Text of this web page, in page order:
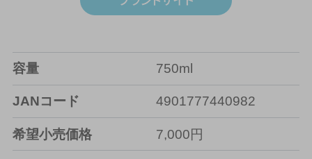
容量 750ml
JANコード 4901777440982
希望小売価格 7,000円